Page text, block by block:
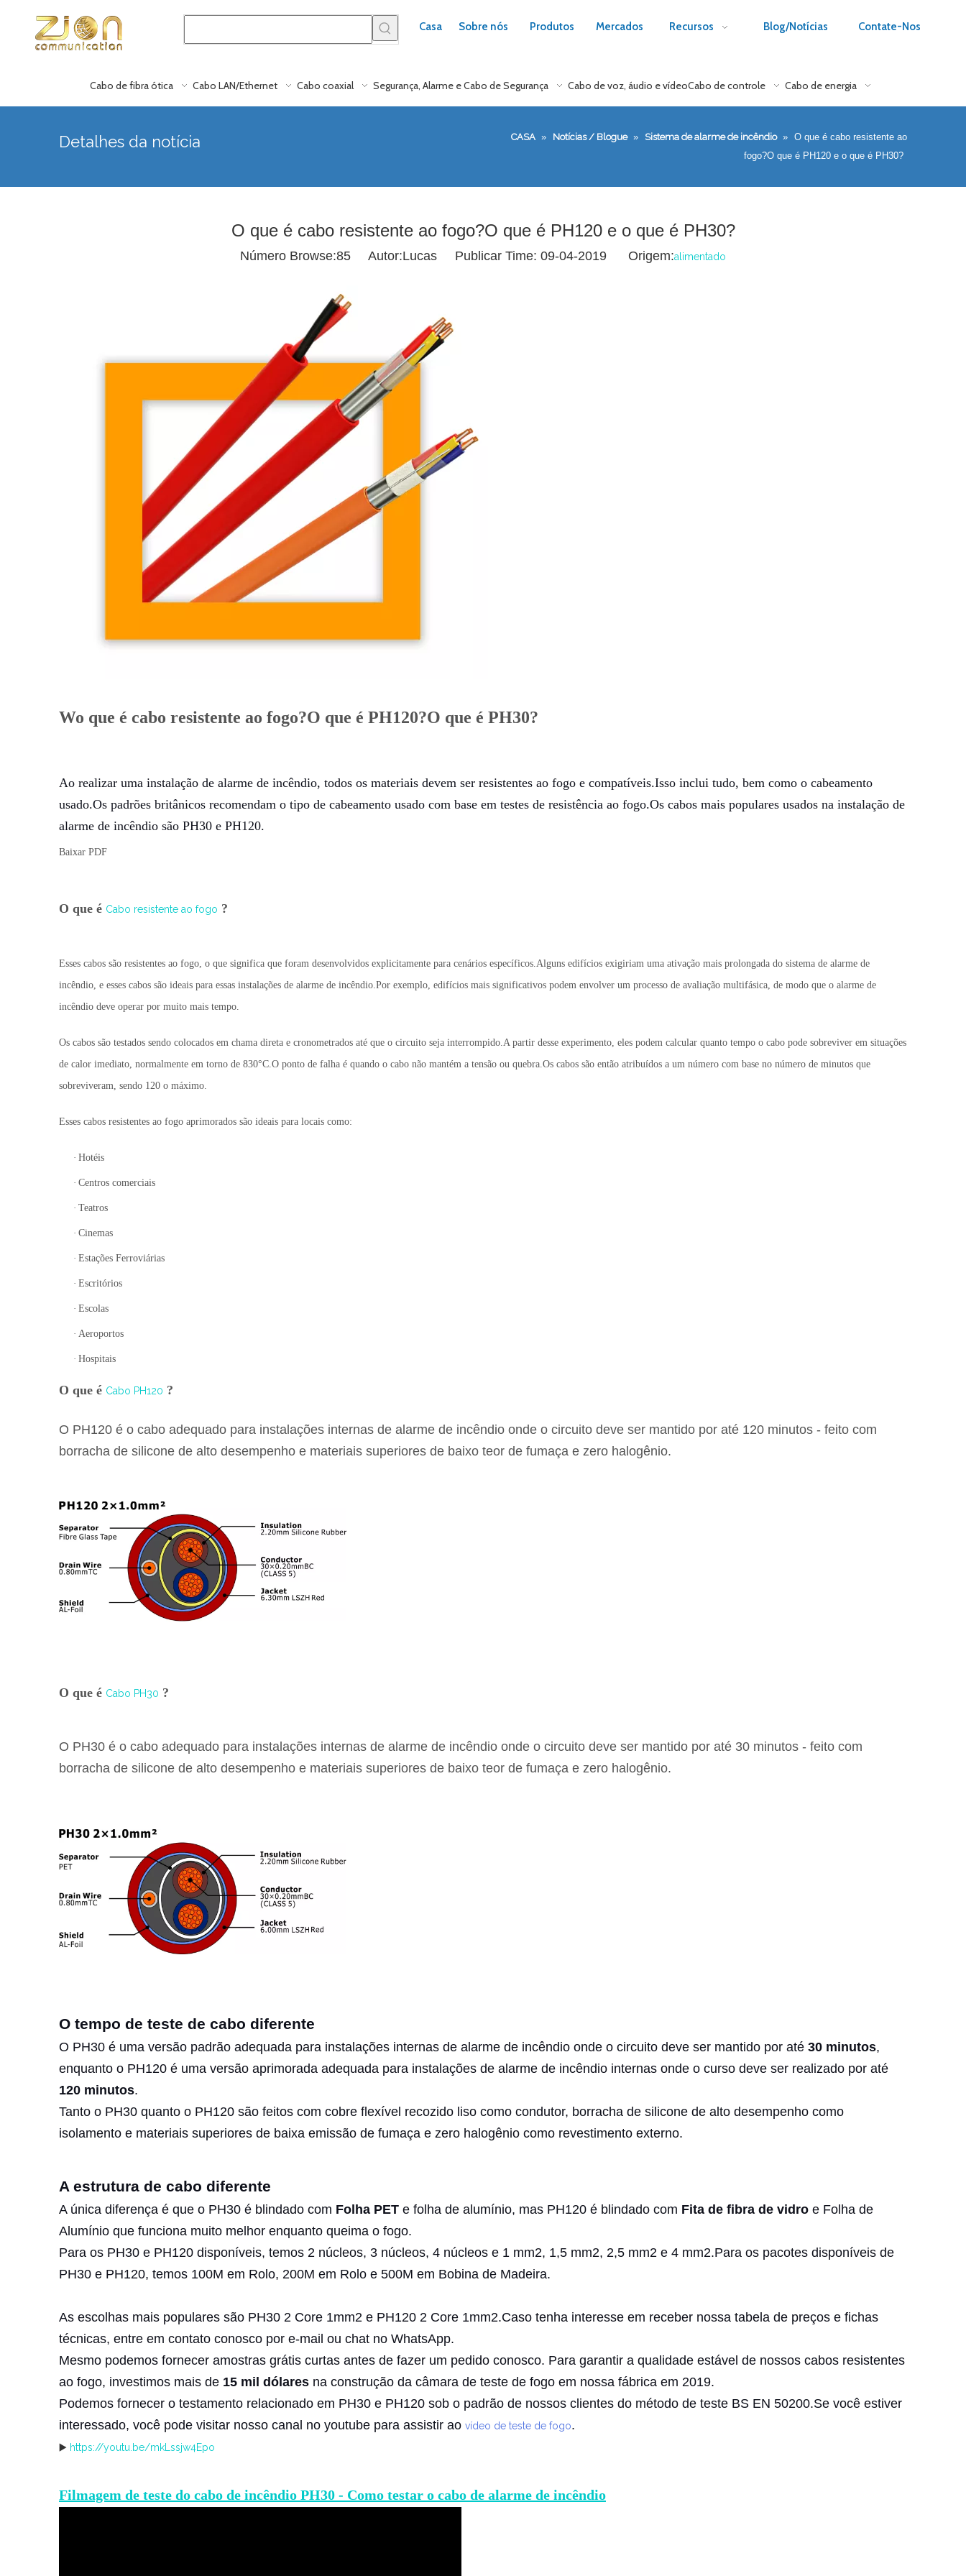
Casa Sobre nós Produtos Mercados Recursos Blog/Notícias Contate-Nos
Cabo de fibra ótica Cabo LAN/Ethernet Cabo coaxial Segurança, Alarme e Cabo de Segurança Cabo de voz, áudio e vídeoCabo de controle Cabo de energia
Detalhes da notícia CASA » Notícias / Blogue » Sistema de alarme de incêndio » O que é cabo resistente ao
fogo?O que é PH120 e o que é PH30?
O que é cabo resistente ao fogo?O que é PH120 e o que é PH30?
Número Browse:85 Autor:Lucas Publicar Time: 09-04-2019 Origem:alimentado
Wo que é cabo resistente ao fogo?O que é PH120?O que é PH30?
Ao realizar uma instalação de alarme de incêndio, todos os materiais devem ser resistentes ao fogo e compatíveis.Isso inclui tudo, bem como o cabeamento
usado.Os padrões britânicos recomendam o tipo de cabeamento usado com base em testes de resistência ao fogo.Os cabos mais populares usados ​​na instalação de
alarme de incêndio são PH30 e PH120.
Baixar PDF
O que é Cabo resistente ao fogo ?
Esses cabos são resistentes ao fogo, o que significa que foram desenvolvidos explicitamente para cenários específicos.Alguns edifícios exigiriam uma ativação mais prolongada do sistema de alarme de
incêndio, e esses cabos são ideais para essas instalações de alarme de incêndio.Por exemplo, edifícios mais significativos podem envolver um processo de avaliação multifásica, de modo que o alarme de
incêndio deve operar por muito mais tempo.
Os cabos são testados sendo colocados em chama direta e cronometrados até que o circuito seja interrompido.A partir desse experimento, eles podem calcular quanto tempo o cabo pode sobreviver em situações
de calor imediato, normalmente em torno de 830°C.O ponto de falha é quando o cabo não mantém a tensão ou quebra.Os cabos são então atribuídos a um número com base no número de minutos que
sobreviveram, sendo 120 o máximo.
Esses cabos resistentes ao fogo aprimorados são ideais para locais como:
· Hotéis
· Centros comerciais
· Teatros
· Cinemas
· Estações Ferroviárias
· Escritórios
· Escolas
· Aeroportos
· Hospitais
O que é Cabo PH120 ?
O PH120 é o cabo adequado para instalações internas de alarme de incêndio onde o circuito deve ser mantido por até 120 minutos - feito com
borracha de silicone de alto desempenho e materiais superiores de baixo teor de fumaça e zero halogênio.
O que é Cabo PH30 ?
O PH30 é o cabo adequado para instalações internas de alarme de incêndio onde o circuito deve ser mantido por até 30 minutos - feito com
borracha de silicone de alto desempenho e materiais superiores de baixo teor de fumaça e zero halogênio.
O tempo de teste de cabo diferente
O PH30 é uma versão padrão adequada para instalações internas de alarme de incêndio onde o circuito deve ser mantido por até 30 minutos,
enquanto o PH120 é uma versão aprimorada adequada para instalações de alarme de incêndio internas onde o curso deve ser realizado por até
120 minutos.
Tanto o PH30 quanto o PH120 são feitos com cobre flexível recozido liso como condutor, borracha de silicone de alto desempenho como
isolamento e materiais superiores de baixa emissão de fumaça e zero halogênio como revestimento externo.
A estrutura de cabo diferente
A única diferença é que o PH30 é blindado com Folha PET e folha de alumínio, mas PH120 é blindado com Fita de fibra de vidro e Folha de
Alumínio que funciona muito melhor enquanto queima o fogo.
Para os PH30 e PH120 disponíveis, temos 2 núcleos, 3 núcleos, 4 núcleos e 1 mm2, 1,5 mm2, 2,5 mm2 e 4 mm2.Para os pacotes disponíveis de
PH30 e PH120, temos 100M em Rolo, 200M em Rolo e 500M em Bobina de Madeira.
As escolhas mais populares são PH30 2 Core 1mm2 e PH120 2 Core 1mm2.Caso tenha interesse em receber nossa tabela de preços e fichas
técnicas, entre em contato conosco por e-mail ou chat no WhatsApp.
Mesmo podemos fornecer amostras grátis curtas antes de fazer um pedido conosco. Para garantir a qualidade estável de nossos cabos resistentes
ao fogo, investimos mais de 15 mil dólares na construção da câmara de teste de fogo em nossa fábrica em 2019.
Podemos fornecer o testamento relacionado em PH30 e PH120 sob o padrão de nossos clientes do método de teste BS EN 50200.Se você estiver
interessado, você pode visitar nosso canal no youtube para assistir ao vídeo de teste de fogo.
▶️ https://youtu.be/mkLssjw4Epo
Filmagem de teste do cabo de incêndio PH30 - Como testar o cabo de alarme de incêndio